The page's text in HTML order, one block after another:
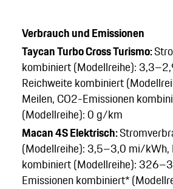
Verbrauch und Emissionen
Taycan Turbo Cross Turismo:
kombiniert (Modellreihe):
Reichweite kombiniert
Meilen, CO2-Emissionen
(Modellreihe): 0 g/km
Macan 4S Elektrisch:
(Modellreihe): 3,5–3,0 mi/kWh,
kombiniert (Modellreihe):
Emissionen kombiniert*